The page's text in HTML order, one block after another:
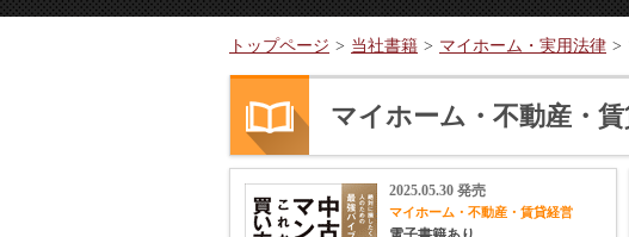
トップページ 当社書籍 マイホーム・実用法律
マイホーム・不動産・
2025.05.30 発売
マイホーム・不動産・賃貸経営